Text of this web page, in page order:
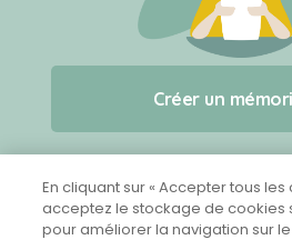
Créer un
Qui sommes-
Nous
Créer un
En cliquant sur « Accepter tous les
acceptez le stockage de cookies
pour améliorer la navigation sur